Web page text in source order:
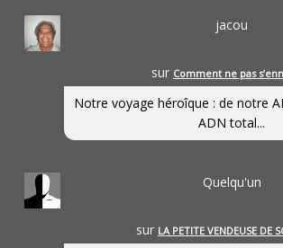
jacou
sur Comment ne pas
Notre voyage héroîque : de notre
ADN total...
Quelqu'un
sur LA PETITE VENDEUSE DE